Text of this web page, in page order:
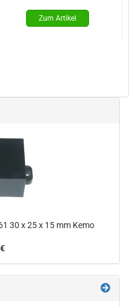
30 x 25 x 15 mm Kemo